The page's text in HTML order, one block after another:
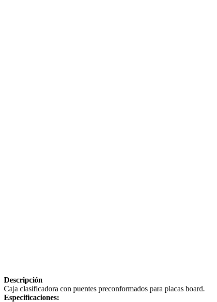
Descripción
Caja clasificadora con puentes preconformados para placas board.
Especificaciones: